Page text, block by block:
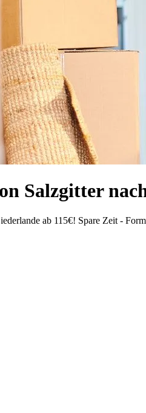
Salzgitter
ab 115€! Spare Zeit -